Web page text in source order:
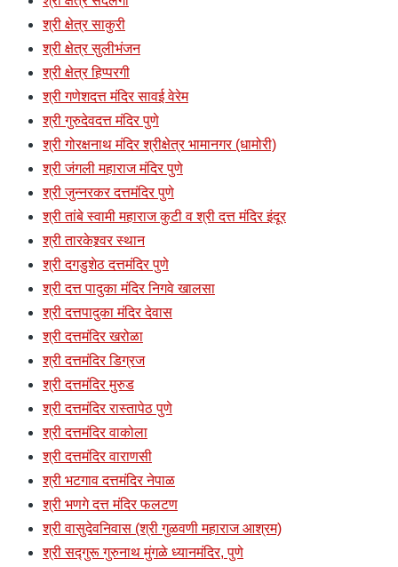
श्री क्षेत्र साकुरी
श्री क्षेत्र सुलीभंजन
श्री क्षेत्र हिप्परगी
श्री गणेशदत्त मंदिर सावई वेरेम
श्री गुरुदेवदत्त मंदिर पुणे
श्री गोरक्षनाथ मंदिर श्रीक्षेत्र भामानगर (धामोरी)
श्री जंगली महाराज मंदिर पुणे
श्री जुन्नरकर दत्तमंदिर पुणे
श्री तांबे स्वामी महाराज कुटी व श्री दत्त मंदिर इंदूर
श्री तारकेश्र्वर स्थान
श्री दगडुशेठ दत्तमंदिर पुणे
श्री दत्त पादुका मंदिर निगवे खालसा
श्री दत्तपादुका मंदिर देवास
श्री दत्तमंदिर खरोळा
श्री दत्तमंदिर डिग्रज
श्री दत्तमंदिर मुरुड
श्री दत्तमंदिर रास्तापेठ पुणे
श्री दत्तमंदिर वाकोला
श्री दत्तमंदिर वाराणसी
श्री भटगाव दत्तमंदिर नेपाळ
श्री भणगे दत्त मंदिर फलटण
श्री वासुदेवनिवास (श्री गुळवणी महाराज आश्रम)
श्री सद्गुरू गुरुनाथ मुंगळे ध्यानमंदिर, पुणे